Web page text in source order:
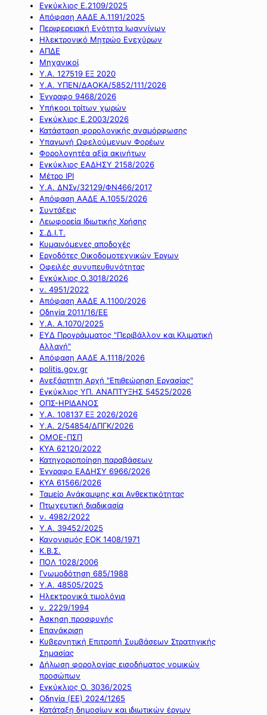
Εγκύκλιος Ε.2109/2025
Απόφαση ΑΑΔΕ Α.1191/2025
Περιφερειακή Ενότητα Ιωαννίνων
Ηλεκτρονικό Μητρώο Ενεχύρων
ΑΠΔΕ
Μηχανικοί
Υ.Α. 127519 ΕΞ 2020
Υ.Α. ΥΠΕΝ/ΔΑΟΚΑ/5852/111/2026
Έγγραφο 9468/2026
Υπήκοοι τρίτων χωρών
Εγκύκλιος Ε.2003/2026
Κατάσταση φορολογικής αναμόρφωσης
Υπαγωγή Ωφελούμενων Φορέων
Φορολογητέα αξία ακινήτων
Εγκύκλιος ΕΑΔΗΣΥ 2158/2026
Μέτρο IPI
Υ.Α. ΔΝΣγ/32129/ΦΝ466/2017
Απόφαση ΑΑΔΕ Α.1055/2026
Συντάξεις
Λεωφορεία Ιδιωτικής Χρήσης
Σ.Δ.Ι.Τ.
Κυμαινόμενες αποδοχές
Εργοδότες Οικοδομοτεχνικών Έργων
Οφειλές συνυπευθυνότητας
Εγκύκλιος Ο.3018/2026
ν. 4951/2022
Απόφαση ΑΑΔΕ Α.1100/2026
Οδηγία 2011/16/ΕΕ
Υ.Α. Α.1070/2025
ΕΥΔ Προγράμματος "Περιβάλλον και Κλιματική
Αλλαγή"
Απόφαση ΑΑΔΕ Α.1118/2026
politis.gov.gr
Ανεξάρτητη Αρχή "Επιθεώρηση Εργασίας"
Εγκύκλιος ΥΠ. ΑΝΑΠΤΥΞΗΣ 54525/2026
ΟΠΣ-ΗΡΙΔΑΝΟΣ
Υ.Α. 108137 ΕΞ 2026/2026
Υ.Α. 2/54854/ΔΠΓΚ/2026
ΟΜΟΕ-ΠΣΠ
ΚΥΑ 62120/2022
Κατηγοριοποίηση παραβάσεων
Έγγραφο ΕΑΔΗΣΥ 6966/2026
ΚΥΑ 61566/2026
Ταμείο Ανάκαμψης και Ανθεκτικότητας
Πτωχευτική διαδικασία
ν. 4982/2022
Υ.Α. 39452/2025
Κανονισμός ΕΟΚ 1408/1971
Κ.Β.Σ.
ΠΟΛ 1028/2006
Γνωμοδότηση 685/1988
Υ.Α. 48505/2025
Ηλεκτρονικά τιμολόγια
ν. 2229/1994
Άσκηση προσφυγής
Επανάκριση
Κυβερνητική Επιτροπή Συμβάσεων Στρατηγικής
Σημασίας
Δήλωση φορολογίας εισοδήματος νομικών
προσώπων
Εγκύκλιος Ο. 3036/2025
Οδηγία (ΕΕ) 2024/1265
Κατάταξη δημοσίων και ιδιωτικών έργων